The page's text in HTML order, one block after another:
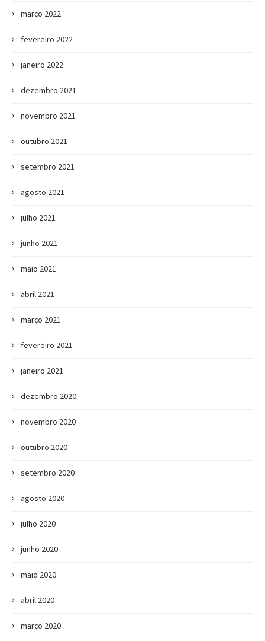
março 2022
fevereiro 2022
janeiro 2022
dezembro 2021
novembro 2021
outubro 2021
setembro 2021
agosto 2021
julho 2021
junho 2021
maio 2021
abril 2021
março 2021
fevereiro 2021
janeiro 2021
dezembro 2020
novembro 2020
outubro 2020
setembro 2020
agosto 2020
julho 2020
junho 2020
maio 2020
abril 2020
março 2020